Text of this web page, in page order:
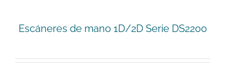
Escáneres de mano 1D/2D Serie DS2200